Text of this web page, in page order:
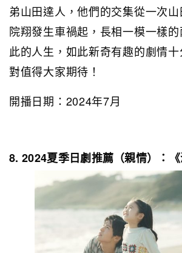
弟山田達人，他們的交集從一次
院翔發生車禍起，長相一模一樣
此的人生，如此新奇有趣的劇情
對值得大家期待！
開播日期：2024年7月
8. 2024夏季日劇推薦（親情）：《